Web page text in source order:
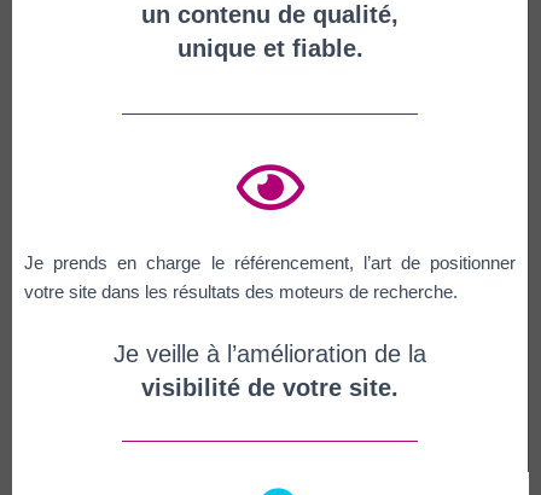
un contenu de qualité,
unique et fiable.
Je prends en charge le référencement, l’art de positionner
votre site dans les résultats des moteurs de recherche.
Je veille à l’amélioration de la
visibilité de votre site.